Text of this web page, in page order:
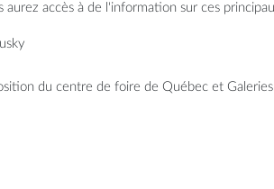
accès à de l'information sur ces
du centre de foire de Québec et